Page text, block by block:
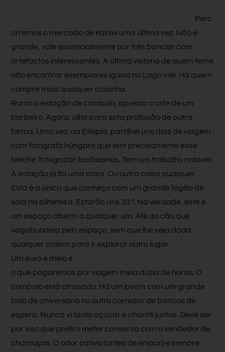
Perc
orremos o mercado de Kalaw uma última vez. Não é
grande, vale essencialmente por três bancas com
artefactos interessantes. A última vistoria de quem teme
não encontrar exemplares iguais no Lago Inle. Há quem
compre mais qualquer coisinha.
Rumo à estação de comboio, aprecio a arte de um
barbeiro. Agora, olho para esta profissão de outra
forma. Uma vez, na Etiópia, partilhei uns dias de viagem
com fotógrafo húngaro que tem precisamente esse
fetiche: fotografar barbearias. Tem um trabalho notável.
A estação já foi uma casa. Ou outra coisa qualquer.
Esta é a única que conheço com um grande fogão de
sala na bilheteira. Estarão uns 30.º. Na verdade, este é
um espaço aberto a qualquer um. Até ao cão que
vagabundeia pelo espaço, sem que lhe seja dada
qualquer ordem para ir explorar outro lugar.
Um euro e meio é
o que pagaremos por viagem meia dúzia de horas. O
comboio está atrasado. Há um jovem com um grande
bolo de aniversário no outro corredor de bancos de
espera. Nunca vi tanto açúcar e chantili juntos. Deve ser
por isso que prefiro meter conversa com o vendedor de
chamuças. O odor cativa (antes de enjoar) e sempre